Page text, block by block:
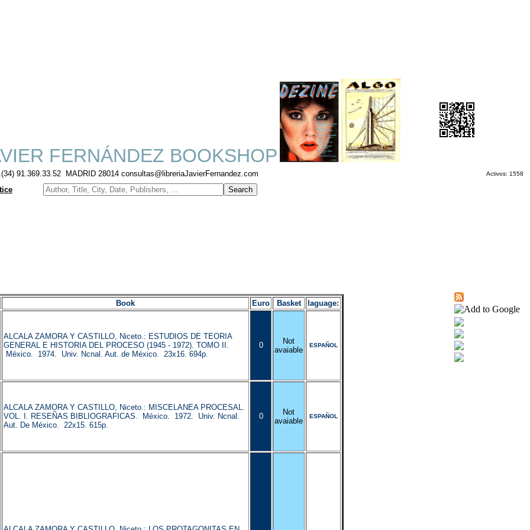
FERNÁNDEZ BOOKSHOP
91.369.33.52 MADRID 28014 consultas@libreriaJavierFernandez.com Activos: 1558
Book Euro Basket laguage:
ALCALA ZAMORA Y CASTILLO, Niceto.: ESTUDIOS DE TEORIA
GENERAL E HISTORIA DEL PROCESO (1945 - 1972). TOMO II.
México. 1974. Univ. Ncnal. Aut. de México. 23x16. 694p.
0
Not
avaiable
ESPAÑOL
ALCALA ZAMORA Y CASTILLO, Niceto.: MISCELANEA PROCESAL.
VOL. I. RESEÑAS BIBLIOGRAFICAS. México. 1972. Univ. Ncnal.
Aut. De México. 22x15. 615p.
0
Not
avaiable
ESPAÑOL